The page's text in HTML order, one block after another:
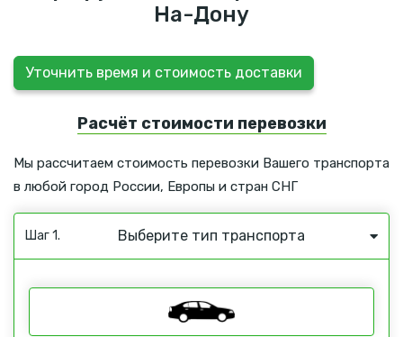
На-Дону
Уточнить время и стоимость доставки
Расчёт стоимости перевозки
Мы рассчитаем стоимость перевозки Вашего транспорта
в любой город России, Европы и стран СНГ
Шаг 1. Выберите тип транспорта